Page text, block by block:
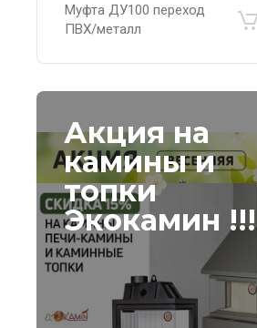
Муфта ДУ100 переход
ПВХ/металл
Акция на
камины и
топки
Экокамин !!!